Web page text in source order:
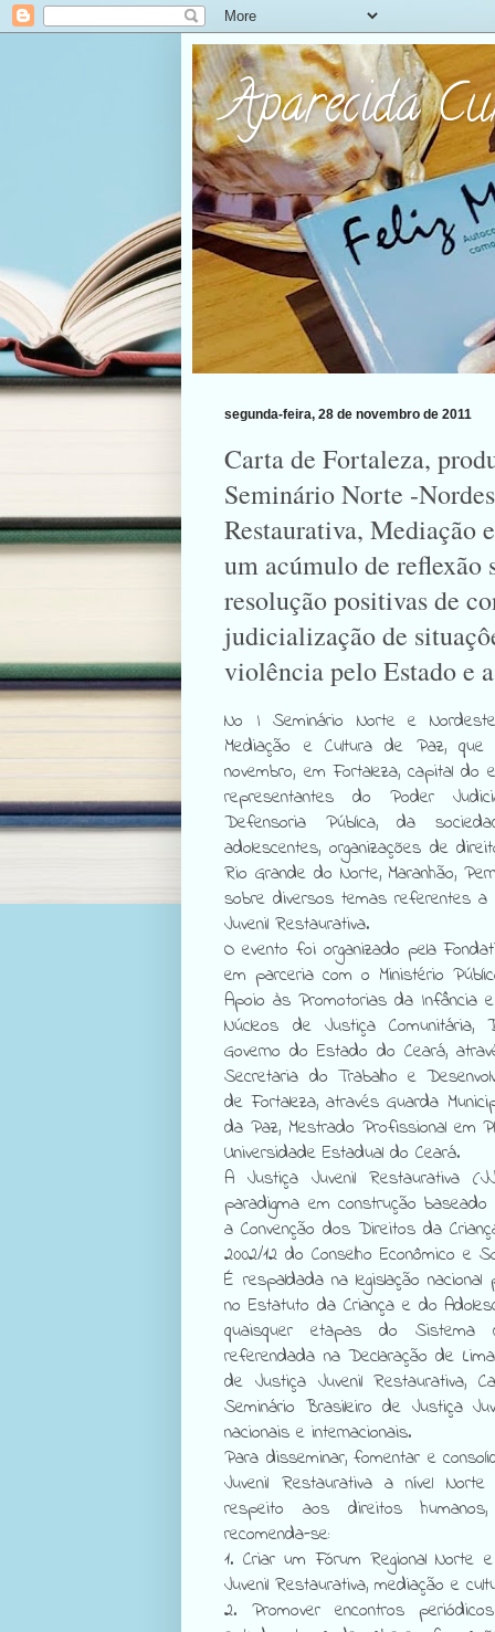
Aparecida
segunda-feira, 28 de novembro de 2011
Carta de Fortaleza,
Seminário Norte -
Restaurativa, Mediação
um acúmulo de reflexão
resolução positivas de
judicialização de
violência pelo Estado e
No I Seminário Norte e
Mediação e Cultura de Paz,
novembro, em Fortaleza, capital
representantes do Poder
Defensoria Pública, da
adolescentes, organizações de
Rio Grande do Norte, Maranhão,
sobre diversos temas referentes
Juvenil Restaurativa.
O evento foi organizado pela
em parceria com o Ministério
Apoio às Promotorias da Infância
Núcleos de Justiça
Governo do Estado do Ceará,
Secretaria do Trabalho e
de Fortaleza, através Guarda
da Paz, Mestrado Profissional em
Universidade Estadual do Ceará.
A Justiça Juvenil Restaurativa
paradigma em construção
a Convenção dos Direitos da
2002/12 do Conselho Econômico e
É respaldada na legislação
no Estatuto da Criança e do
quaisquer etapas do Sistema
referendada na Declaração de
de Justiça Juvenil Restaurativa,
Seminário Brasileiro de Justiça
nacionais e internacionais.
Para disseminar, fomentar e
Juvenil Restaurativa a nível
respeito aos direitos
recomenda-se:
1. Criar um Fórum Regional
Juvenil Restaurativa, mediação e
2. Promover encontros